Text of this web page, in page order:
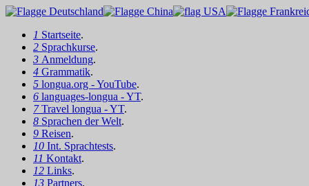
1 Startseite.
2 Sprachkurse.
3 Anmeldung.
4 Grammatik.
5 longua.org - YouTube.
6 languages-longua - YT.
7Travel longua - YT.
8 Sprachen der Welt.
9 Reisen.
10 Int. Sprachtests.
11 Kontakt.
12 Links.
13 Partners.